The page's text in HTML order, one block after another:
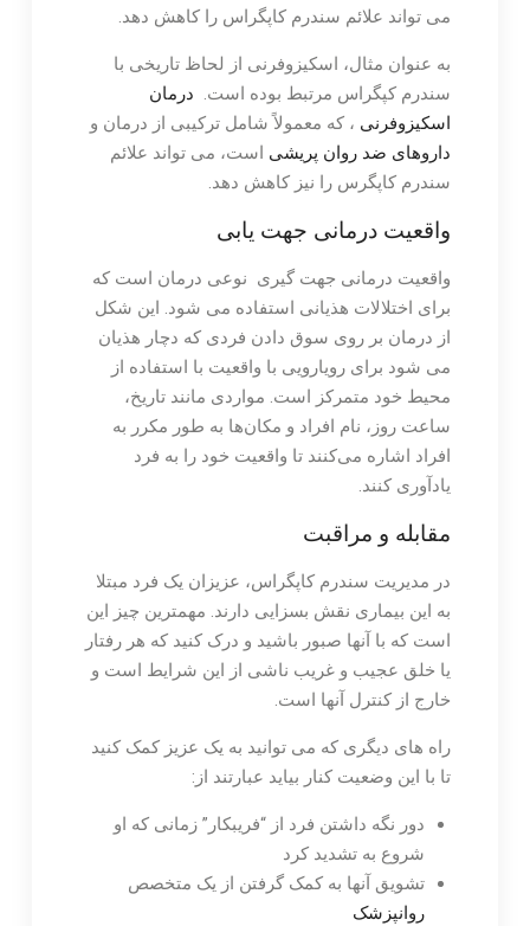
می تواند علائم سندرم کاپگراس را کاهش دهد.
به عنوان مثال، اسکیزوفرنی از لحاظ تاریخی با
سندرم کپگراس مرتبط بوده است. درمان
اسکیزوفرنی ، که معمولاً شامل ترکیبی از درمان و
داروهای ضد روان پریشی است، می تواند علائم
سندرم کاپگرس را نیز کاهش دهد.
واقعیت درمانی جهت یابی
واقعیت درمانی جهت گیری نوعی درمان است که
برای اختلالات هذیانی استفاده می شود. این شکل
از درمان بر روی سوق دادن فردی که دچار هذیان
می شود برای رویارویی با واقعیت با استفاده از
محیط خود متمرکز است. مواردی مانند تاریخ،
ساعت روز، نام افراد و مکان‌ها به طور مکرر به
افراد اشاره می‌کنند تا واقعیت خود را به فرد
یادآوری کنند.
مقابله و مراقبت
در مدیریت سندرم کاپگراس، عزیزان یک فرد مبتلا
به این بیماری نقش بسزایی دارند. مهمترین چیز این
است که با آنها صبور باشید و درک کنید که هر رفتار
یا خلق عجیب و غریب ناشی از این شرایط است و
خارج از کنترل آنها است.
راه های دیگری که می توانید به یک عزیز کمک کنید
تا با این وضعیت کنار بیاید عبارتند از:
دور نگه داشتن فرد از “فریبکار” زمانی که او
شروع به تشدید کرد
تشویق آنها به کمک گرفتن از یک متخصص
روانپزشک